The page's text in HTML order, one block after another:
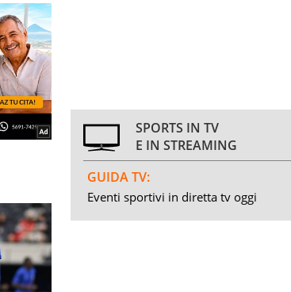
SPORTS IN TV
E IN STREAMING
GUIDA TV:
Eventi sportivi in diretta tv oggi